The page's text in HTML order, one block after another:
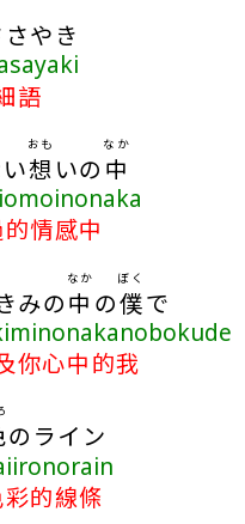
やき
語
想
おも
いの 中
なか
情感中
みの中
なか
の僕
ぼく
で
你心中的我
のライン
的線條